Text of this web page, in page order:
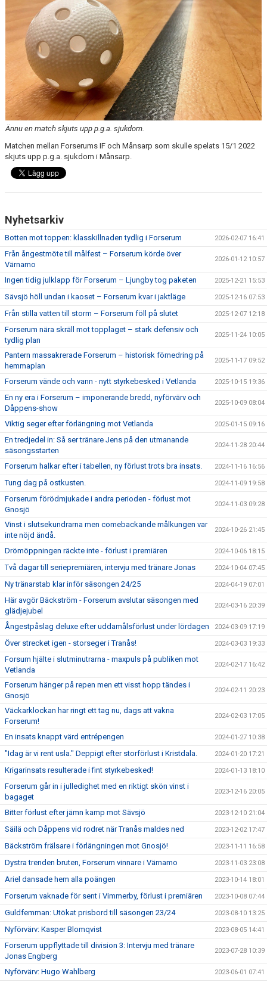
BILDGALLERI
DOKUMENT
KONTAKT
Ännu en match skjuts upp p.g.a. sjukdom.
Matchen mellan Forserums IF och Månsarp som skulle spelats 15/1 2022
skjuts upp p.g.a. sjukdom i Månsarp.
Nyhetsarkiv
Botten mot toppen: klasskillnaden tydlig i Forserum 2026-02-07 16:41
Från ångestmöte till målfest – Forserum körde över
Värnamo
2026-01-12 10:57
Ingen tidig julklapp för Forserum – Ljungby tog paketen 2025-12-21 15:53
Sävsjö höll undan i kaoset – Forserum kvar i jaktläge 2025-12-16 07:53
Från stilla vatten till storm – Forserum föll på slutet 2025-12-07 12:18
Forserum nära skräll mot topplaget – stark defensiv och
tydlig plan
2025-11-24 10:05
Pantern massakrerade Forserum – historisk förnedring på
hemmaplan
2025-11-17 09:52
Forserum vände och vann - nytt styrkebesked i Vetlanda 2025-10-15 19:36
En ny era i Forserum – imponerande bredd, nyförvärv och
Dåppens-show
2025-10-09 08:04
Viktig seger efter förlängning mot Vetlanda 2025-01-15 09:16
En tredjedel in: Så ser tränare Jens på den utmanande
säsongsstarten
2024-11-28 20:44
Forserum halkar efter i tabellen, ny förlust trots bra insats. 2024-11-16 16:56
Tung dag på ostkusten. 2024-11-09 19:58
Forserum förödmjukade i andra perioden - förlust mot
Gnosjö
2024-11-03 09:28
Vinst i slutsekundrarna men comebackande målkungen var
inte nöjd ändå.
2024-10-26 21:45
Drömöppningen räckte inte - förlust i premiären 2024-10-06 18:15
Två dagar till seriepremiären, intervju med tränare Jonas 2024-10-04 07:45
Ny tränarstab klar inför säsongen 24/25 2024-04-19 07:01
Här avgör Bäckström - Forserum avslutar säsongen med
glädjejubel
2024-03-16 20:39
Ångestpåslag deluxe efter uddamålsförlust under lördagen 2024-03-09 17:19
Över strecket igen - storseger i Tranås! 2024-03-03 19:33
Forsum hjälte i slutminutrarna - maxpuls på publiken mot
Vetlanda
2024-02-17 16:42
Forserum hänger på repen men ett visst hopp tändes i
Gnosjö
2024-02-11 20:23
Väckarklockan har ringt ett tag nu, dags att vakna
Forserum!
2024-02-03 17:05
En insats knappt värd entrépengen 2024-01-27 10:38
"Idag är vi rent usla." Deppigt efter storförlust i Kristdala. 2024-01-20 17:21
Krigarinsats resulterade i fint styrkebesked! 2024-01-13 18:10
Forserum går in i julledighet med en riktigt skön vinst i
bagaget
2023-12-16 20:05
Bitter förlust efter jämn kamp mot Sävsjö 2023-12-10 21:04
Säilä och Dåppens vid rodret när Tranås maldes ned 2023-12-02 17:47
Bäckström frälsare i förlängningen mot Gnosjö! 2023-11-11 16:58
Dystra trenden bruten, Forserum vinnare i Värnamo 2023-11-03 23:08
Ariel dansade hem alla poängen 2023-10-14 18:01
Forserum vaknade för sent i Vimmerby, förlust i premiären 2023-10-08 07:44
Guldfemman: Utökat prisbord till säsongen 23/24 2023-08-10 13:25
Nyförvärv: Kasper Blomqvist 2023-08-05 14:41
Forserum uppflyttade till division 3: Intervju med tränare
Jonas Engberg
2023-07-28 10:39
Nyförvärv: Hugo Wahlberg 2023-06-01 07:41